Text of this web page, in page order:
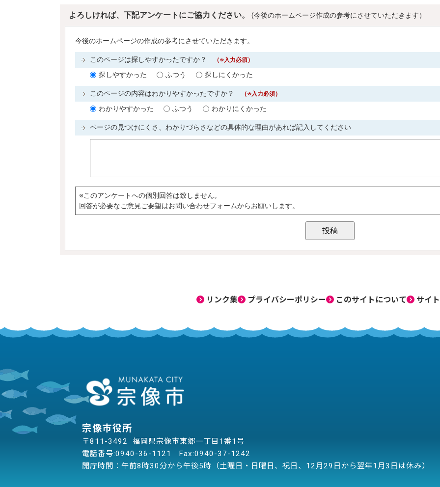
リンク集 プライバシーポリシー このサイトについて サイ
宗像市役所
〒811-3492 福岡県宗像市東郷一丁目1番1号
電話番号:0940-36-1121
Fax:0940-37-1242
開庁時間：午前8時30分から午後5時（土曜日・日曜日、祝日、12月29日から翌年1月3日は休み）